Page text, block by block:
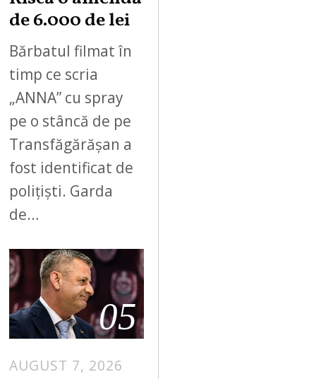
de 6.000 de lei
Bărbatul filmat în
timp ce scria
„ANNA” cu spray
pe o stâncă de pe
Transfăgărășan a
fost identificat de
polițiști. Garda
de…
05
AUGUST 7, 2026